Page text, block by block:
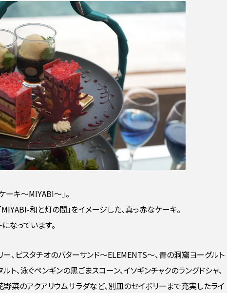
ーキ〜MIYABI〜」。
和と灯の間」をイメージした、真っ赤なケーキ。
なっています。
ー、ピスタチオのバターサンド〜ELEMENTS〜、青の洞窟ヨーグルト
ト、泳ぐペンギンの黒ごまスコーン、イソギンチャクのラングドシャ、
菜のアクアリウムサラダなど、別皿のセイボリーまで充実したライ